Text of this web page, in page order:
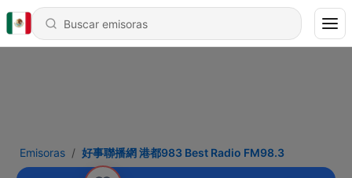
Emisoras 好事聯播網 港都983 Best Radio FM98.3